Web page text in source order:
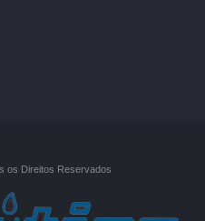
os Direitos Reservados